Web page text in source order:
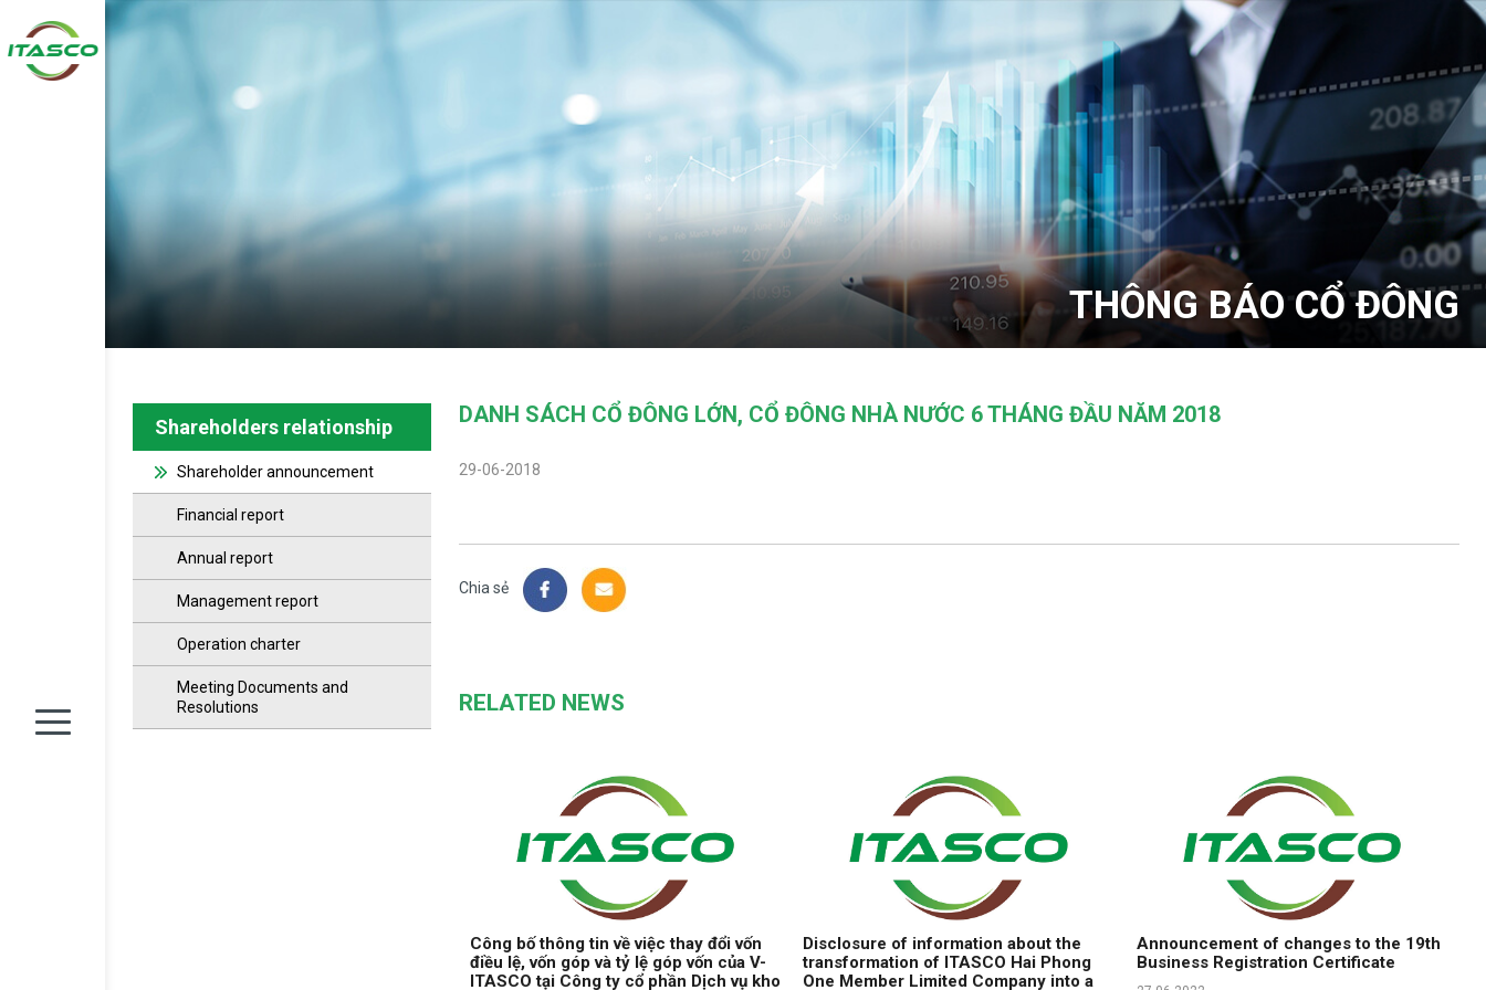
THÔNG BÁO CỔ ĐÔNG
Shareholders relationship
Shareholder announcement
Financial report
Annual report
Management report
Operation charter
Meeting Documents and
Resolutions
DANH SÁCH CỔ ĐÔNG LỚN, CỔ ĐÔNG NHÀ NƯỚC 6 THÁNG ĐẦU NĂM 2018
29-06-2018
Chia sẻ
RELATED NEWS
Công bố thông tin về việc thay đổi vốn
điều lệ, vốn góp và tỷ lệ góp vốn của V-
ITASCO tại Công ty cổ phần Dịch vụ kho
Disclosure of information about the
transformation of ITASCO Hai Phong
One Member Limited Company into a
Announcement of changes to the 19th
Business Registration Certificate